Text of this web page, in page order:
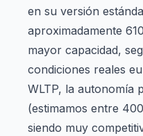
en su versión
aproximadamente
mayor capacidad,
condiciones reales
WLTP, la autonomía
(estimamos entre
siendo muy